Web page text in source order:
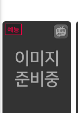
예능